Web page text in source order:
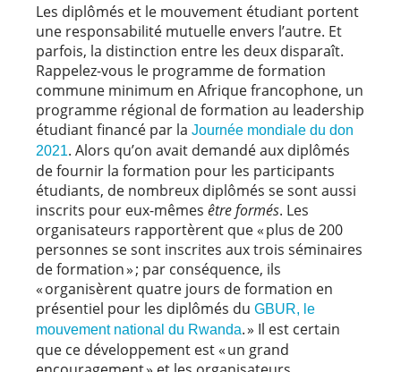
Les diplômés et le mouvement étudiant portent
une responsabilité mutuelle envers l’autre. Et
parfois, la distinction entre les deux disparaît.
Rappelez-vous le programme de formation
commune minimum en Afrique francophone, un
programme régional de formation au leadership
étudiant financé par la Journée mondiale du don
2021. Alors qu’on avait demandé aux diplômés
de fournir la formation pour les participants
étudiants, de nombreux diplômés se sont aussi
inscrits pour eux-mêmes être formés. Les
organisateurs rapportèrent que « plus de 200
personnes se sont inscrites aux trois séminaires
de formation » ; par conséquence, ils
« organisèrent quatre jours de formation en
présentiel pour les diplômés du GBUR, le
mouvement national du Rwanda. » Il est certain
que ce développement est « un grand